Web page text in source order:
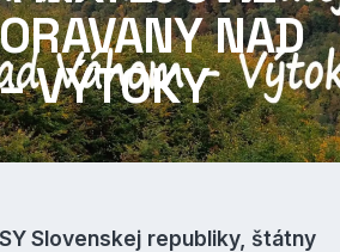
NAD
VÝTOKY
Slovenskej republiky, štátny